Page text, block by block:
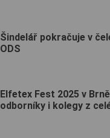
Šindelář pokračuje v
ODS
Elfetex Fest 2025 v
odborníky i kolegy z